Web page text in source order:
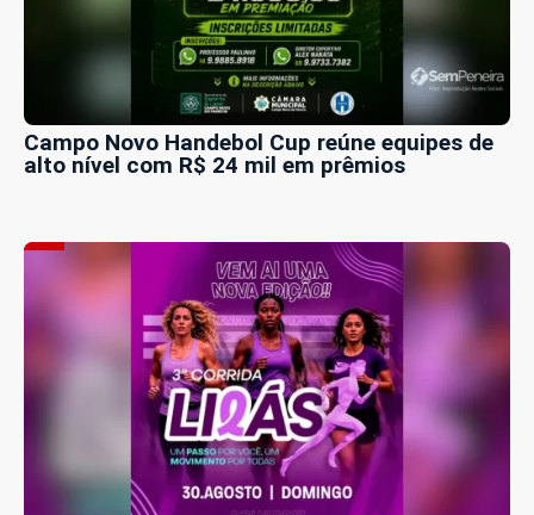
Campo Novo Handebol Cup reúne equipes de
alto nível com R$ 24 mil em prêmios